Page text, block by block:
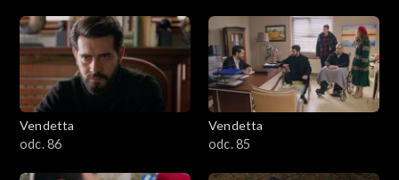
Vendetta
odc. 86
Vendetta
odc. 85